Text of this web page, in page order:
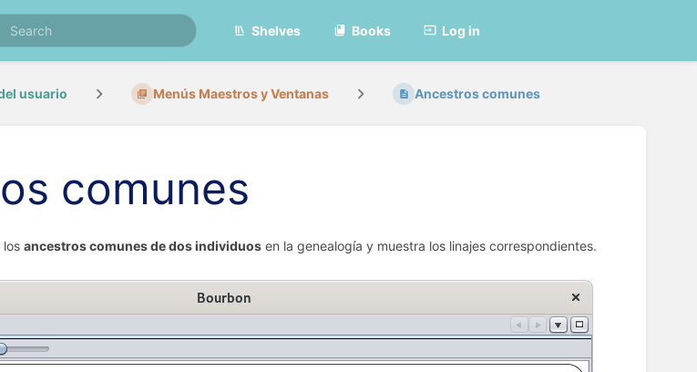
Shelves Books Log in
usuario Menús Maestros y Ventanas Ancestros comunes
comunes
los ancestros comunes de dos individuos en la genealogía y muestra los linajes correspondientes.